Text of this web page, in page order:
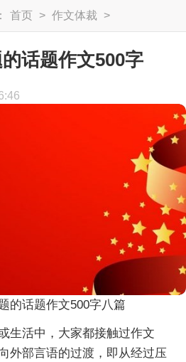
首页 > 作文体裁 >
话题作文500字
的话题作文500字八篇
生活中，大家都接触过作文
外部言语的过渡，即从经过压